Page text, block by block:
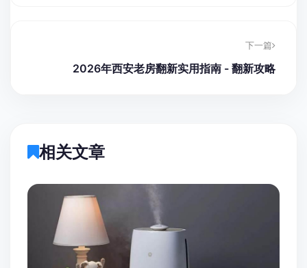
下一篇
2026年西安老房翻新实用指南 - 翻新攻略
相关文章